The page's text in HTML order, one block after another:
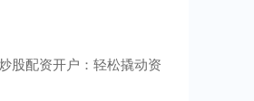
股配资开户：轻松撬动资